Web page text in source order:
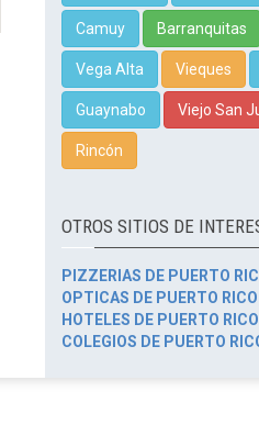
Camuy Barranquitas
Vega Alta Vieques
Guaynabo Viejo San
Rincón
OTROS SITIOS DE
PIZZERIAS DE PUERTO
OPTICAS DE PUERTO RICO
HOTELES DE PUERTO RICO
COLEGIOS DE PUERTO